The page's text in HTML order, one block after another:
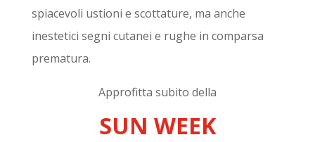
spiacevoli ustioni e scottature, ma anche
inestetici segni cutanei e rughe in comparsa
prematura.
Approfitta subito della
SUN WEEK